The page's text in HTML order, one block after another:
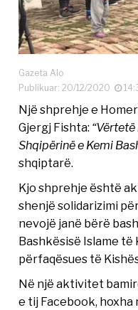
Gazeta Alo
Publikuar: 20/12/2020
Një shprehje e
Gjergj Fishta:
Shqipërinë e Kemi
shqiptarë.
Kjo shprehje është
shenjë solidarizimi
nevojë janë bërë
Bashkësisë Islame të
përfaqësues të
Në një aktivitet
e tij Facebook,